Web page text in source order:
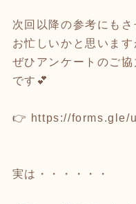
次回以降の参考にもさ
お忙しいかと思います
ぜひアンケートのご
です💕
👉 https://forms.gle/
実は・・・・・・